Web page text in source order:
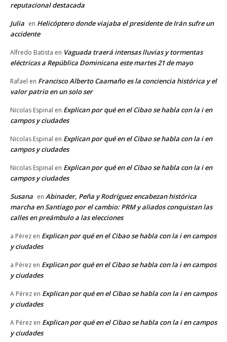
reputacional destacada
Julia en Helicóptero donde viajaba el presidente de Irán sufre un
accidente
Alfredo Batista en Vaguada traerá intensas lluvias y tormentas
eléctricas a República Dominicana este martes 21 de mayo
Rafael en Francisco Alberto Caamaño es la conciencia histórica y el
valor patrio en un solo ser
Nicolas Espinal en Explican por qué en el Cibao se habla con la i en
campos y ciudades
Nicolas Espinal en Explican por qué en el Cibao se habla con la i en
campos y ciudades
Nicolas Espinal en Explican por qué en el Cibao se habla con la i en
campos y ciudades
Susana en Abinader, Peña y Rodríguez encabezan histórica
marcha en Santiago por el cambio: PRM y aliados conquistan las
calles en preámbulo a las elecciones
a Pérez en Explican por qué en el Cibao se habla con la i en campos
y ciudades
a Pérez en Explican por qué en el Cibao se habla con la i en campos
y ciudades
A Pérez en Explican por qué en el Cibao se habla con la i en campos
y ciudades
A Pérez en Explican por qué en el Cibao se habla con la i en campos
y ciudades